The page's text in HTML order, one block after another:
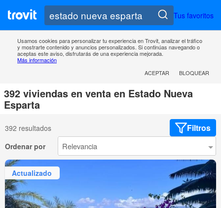
Tus favoritos
Usamos cookies para personalizar tu experiencia en Trovit, analizar el tráfico
y mostrarte contenido y anuncios personalizados. Si continúas navegando o
aceptas este aviso, disfrutarás de una experiencia mejorada.
Más información
ACEPTAR
BLOQUEAR
392 viviendas en venta en Estado Nueva
Esparta
392 resultados Filtros
Ordenar por
Actualizado